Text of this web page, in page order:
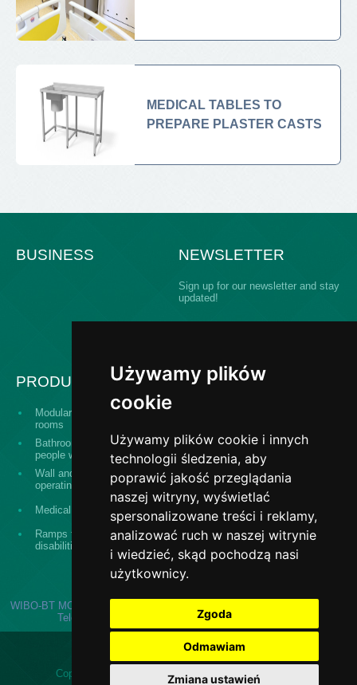
Używamy plików
cookie
Używamy plików cookie i innych
technologii śledzenia, aby
poprawić jakość przeglądania
naszej witryny, wyświetlać
spersonalizowane treści i reklamy,
analizować ruch w naszej witrynie
i wiedzieć, skąd pochodzą nasi
użytkownicy.
Zgoda
Odmawiam
Zmiana ustawień
MEDICAL TABLES TO
PREPARE PLASTER CASTS
BUSINESS NEWSLETTER
Sign up for our newsletter and stay
updated!
PRODUCTS
Modular building operating
rooms
Bathroom equipment for
people with disabilities
The "Design and
construct" system
Wall and ceiling panels for
operating theaters
Surgical washes
Medical equipment
Stainless steel banisters,
railings, fences
Ramps for persons with
disabilities
Medical stainless steel
WIBO-BT MONIKA BOBER-KUCHTA | ul. Kolejowa 20, 13-124 Kozłowo |
Telefon:
poczta@wibo-bt.com.pl
Copyright © 2026 Wibo-bt.com.pl. All rights reserved.